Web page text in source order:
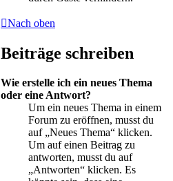
Nach oben
Beiträge schreiben
Wie erstelle ich ein neues Thema
oder eine Antwort?
Um ein neues Thema in einem
Forum zu eröffnen, musst du
auf „Neues Thema“ klicken.
Um auf einen Beitrag zu
antworten, musst du auf
„Antworten“ klicken. Es